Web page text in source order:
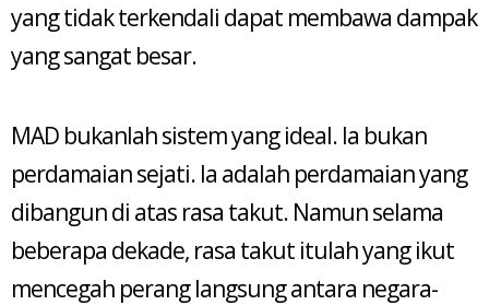
yang tidak terkendali dapat membawa dampak
yang sangat besar.
MAD bukanlah sistem yang ideal. Ia bukan
perdamaian sejati. Ia adalah perdamaian yang
dibangun di atas rasa takut. Namun selama
beberapa dekade, rasa takut itulah yang ikut
mencegah perang langsung antara negara-